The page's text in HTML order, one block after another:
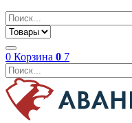
0 Корзина 0 7